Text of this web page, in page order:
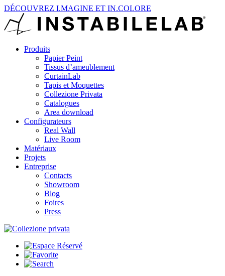
DÉCOUVREZ I.MAGINE ET IN.COLORE
Produits
Papier Peint
Tissus d’ameublement
CurtainLab
Tapis et Moquettes
Collezione Privata
Catalogues
Area download
Configurateurs
Real Wall
Live Room
Matériaux
Projets
Entreprise
Contacts
Showroom
Blog
Foires
Press